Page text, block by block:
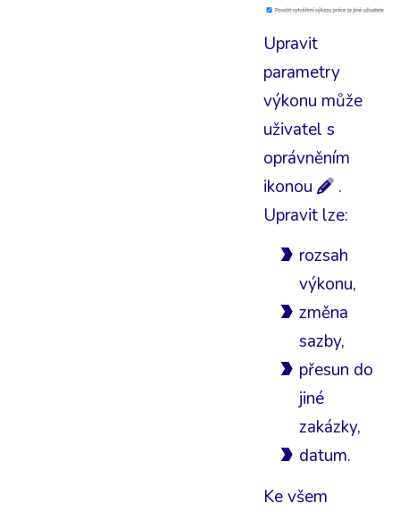
Upravit
parametry
výkonu může
uživatel s
oprávněním
ikonou
.
Upravit lze:
rozsah
výkonu,
změna
sazby,
přesun do
jiné
zakázky,
datum.
Ke všem